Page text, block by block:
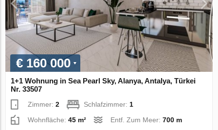
€ 160 000
1+1 Wohnung in Sea Pearl Sky, Alanya, Antalya, Türkei
Nr. 33507
Zimmer:2 Schlafzimmer: 1
Wohnfläche:45 m² Entf. Zum Meer:700 m